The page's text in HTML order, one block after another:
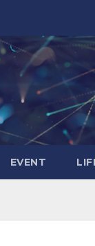
EVENT